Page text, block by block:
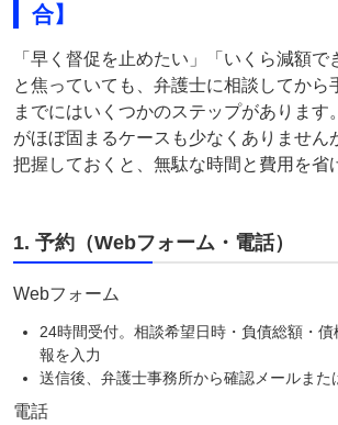
合】
「早く督促を止めたい」「いくら減額で
と焦っていても、弁護士に相談してから
までにはいくつかのステップがあります
がほぼ固まるケースも少なくありません
把握しておくと、無駄な時間と費用を省
1. 予約（Webフォーム・電話）
Webフォーム
24時間受付。相談希望日時・負債総額・
報を入力
送信後、弁護士事務所から確認メールまた
電話